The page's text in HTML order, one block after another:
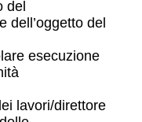
del
dell’oggetto del
esecuzione
lavori/direttore